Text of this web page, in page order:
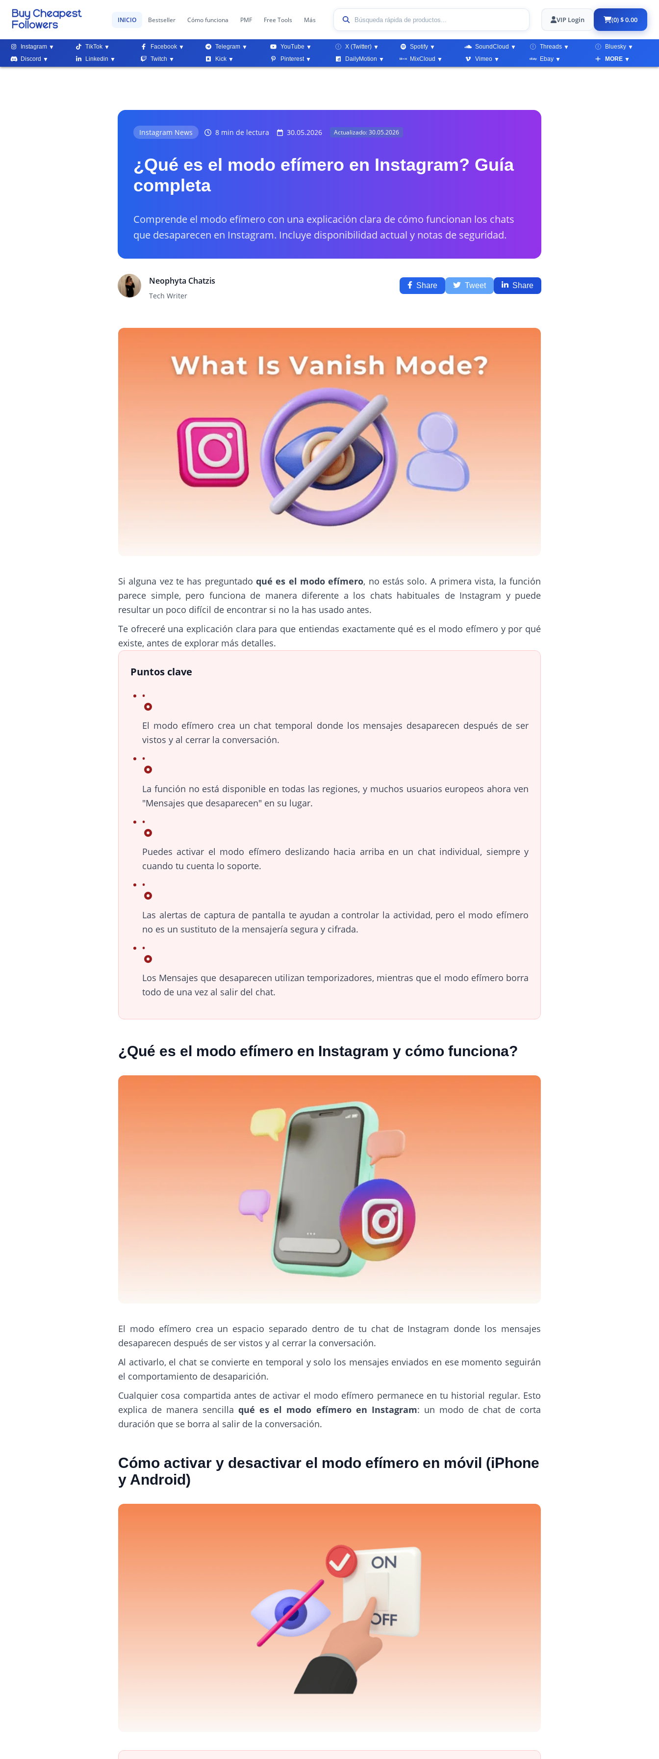
INICIO Bestseller Cómo funciona PMF Free Tools Más VIP Login (0) $ 0.00
Instagram TikTok Facebook Telegram YouTube X (Twitter) Spotify SoundCloud Threads
Bluesky
Discord
Linkedin Twitch Kick Pinterest DailyMotion MixCloud Vimeo Ebay MORE
Instagram News 8 min de lectura 30.05.2026 Actualizado: 30.05.2026
¿Qué es el modo efímero en Instagram? Guía
completa
Comprende el modo efímero con una explicación clara de cómo funcionan los chats
que desaparecen en Instagram. Incluye disponibilidad actual y notas de seguridad.
Neophyta Chatzis
Tech Writer
Share Tweet Share
Si alguna vez te has preguntado qué es el modo efímero, no estás solo. A primera vista, la función
parece simple, pero funciona de manera diferente a los chats habituales de Instagram y puede
resultar un poco difícil de encontrar si no la has usado antes.
Te ofreceré una explicación clara para que entiendas exactamente qué es el modo efímero y por qué
existe, antes de explorar más detalles.
Puntos clave
El modo efímero crea un chat temporal donde los mensajes desaparecen después de ser
vistos y al cerrar la conversación.
La función no está disponible en todas las regiones, y muchos usuarios europeos ahora ven
"Mensajes que desaparecen" en su lugar.
Puedes activar el modo efímero deslizando hacia arriba en un chat individual, siempre y
cuando tu cuenta lo soporte.
Las alertas de captura de pantalla te ayudan a controlar la actividad, pero el modo efímero
no es un sustituto de la mensajería segura y cifrada.
Los Mensajes que desaparecen utilizan temporizadores, mientras que el modo efímero borra
todo de una vez al salir del chat.
¿Qué es el modo efímero en Instagram y cómo funciona?
El modo efímero crea un espacio separado dentro de tu chat de Instagram donde los mensajes
desaparecen después de ser vistos y al cerrar la conversación.
Al activarlo, el chat se convierte en temporal y solo los mensajes enviados en ese momento seguirán
el comportamiento de desaparición.
Cualquier cosa compartida antes de activar el modo efímero permanece en tu historial regular. Esto
explica de manera sencillaqué es el modo efímero en Instagram: un modo de chat de corta
duración que se borra al salir de la conversación.
Cómo activar y desactivar el modo efímero en móvil (iPhone
y Android)